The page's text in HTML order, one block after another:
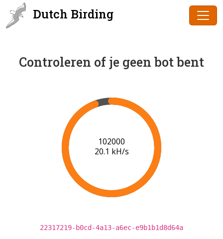
Dutch Birding
Controleren of je geen bot bent
102000
20.1 kH/s
22317219-b0cd-4a13-a6ec-e9b1b1d8d64a